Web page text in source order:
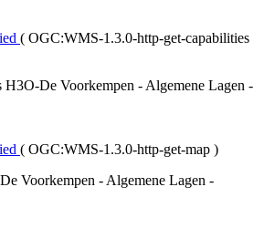
( OGC:WMS-1.3.0-http-get-capabilities
H3O-De Voorkempen - Algemene Lagen -
( OGC:WMS-1.3.0-http-get-map )
Voorkempen - Algemene Lagen -